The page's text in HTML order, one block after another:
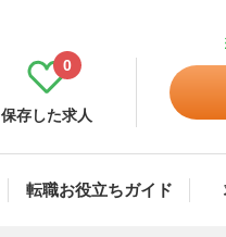
保存した求人
0
転職お役立ちガイド